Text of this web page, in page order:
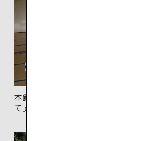
本館「清遠閣」2階の壁面には金
て見え隠れする仕掛けが。